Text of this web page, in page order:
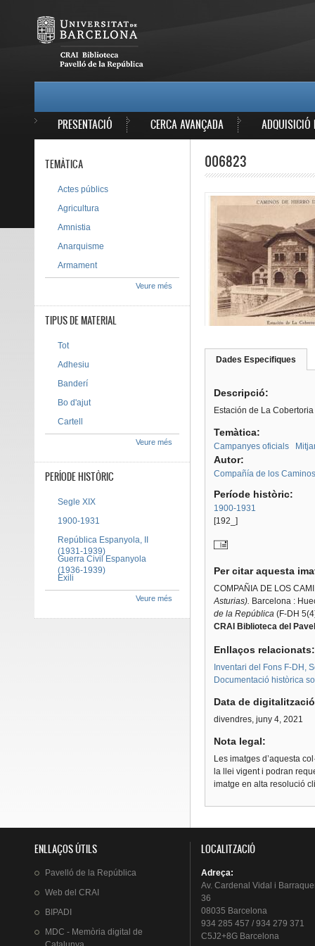
PRESENTACIÓ CERCA AVANÇADA ADQUISICIÓ
006823
Dades Especifiques
Descripció:
Estación de La
Temàtica:
Campanyes oficials
Autor:
Compañía de los
Període històric:
1900-1931
[192_]
Per citar aquesta
COMPAÑIA DE LOS
Asturias). Barcelona :
de la República(F-DH
CRAI Biblioteca del
Enllaços
Inventari del Fons F-DH,
Documentació històrica
Data de
divendres, juny 4, 2021
Nota legal:
Les imatges d’aquesta
la llei vigent i podran
imatge en alta resolució
TEMÀTICA
Actes públics
Agricultura
Amnistia
Anarquisme
Armament
Veure més
TIPUS DE MATERIAL
Tot
Adhesiu
Banderí
Bo d'ajut
Cartell
Veure més
PERÍODE HISTÒRIC
Segle XIX
1900-1931
República Espanyola, II
(1931-1939)
Guerra Civil Espanyola
(1936-1939)
Exili
Veure més
ENLLAÇOS ÚTILS
Pavelló de la República
Web del CRAI
BIPADI
MDC - Memòria digital de
LOCALITZACIÓ
Adreça:
Av. Cardenal Vidal i
36
08035 Barcelona
934 285 457 / 934 279 371
C5J2+8G Barcelona